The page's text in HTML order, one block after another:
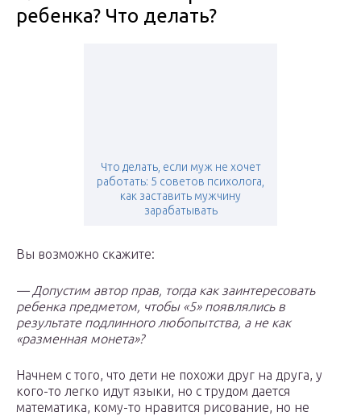
ребенка? Что делать?
Что делать, если муж не хочет
работать: 5 советов психолога,
как заставить мужчину
зарабатывать
Вы возможно скажите:
— Допустим автор прав, тогда как заинтересовать
ребенка предметом, чтобы «5» появлялись в
результате подлинного любопытства, а не как
«разменная монета»?
Начнем с того, что дети не похожи друг на друга, у
кого-то легко идут языки, но с трудом дается
математика, кому-то нравится рисование, но не